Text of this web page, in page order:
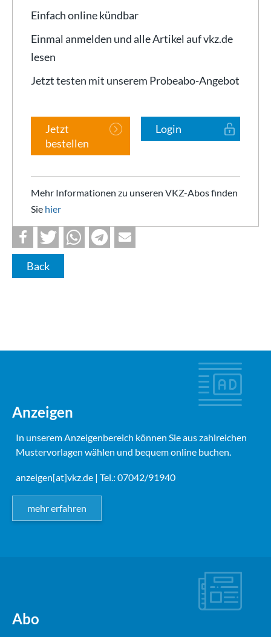
Einfach online kündbar
Einmal anmelden und alle Artikel auf vkz.de
lesen
Jetzt testen mit unserem Probeabo-Angebot
Jetzt
bestellen
Login
Mehr Informationen zu unseren VKZ-Abos finden
Sie hier
Back
Anzeigen
In unserem Anzeigenbereich können Sie aus zahlreichen
Mustervorlagen wählen und bequem online buchen.
anzeigen[at]vkz.de | Tel.: 07042/91940
mehr erfahren
Abo